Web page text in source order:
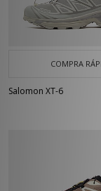
COMPRA
Salomon XT-6